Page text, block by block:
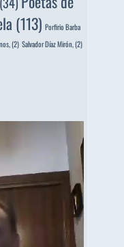
(113) Porfirio Barba
(2) Salvador Díaz Mirón, (2)